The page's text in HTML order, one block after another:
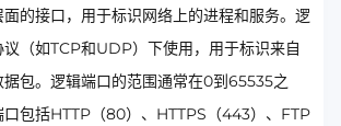
的接口，用于标识网络上的进程和服务。逻
（如TCP和UDP）下使用，用于标识来自
包。逻辑端口的范围通常在0到65535之
口包括HTTP（80）、HTTPS（443）、FTP